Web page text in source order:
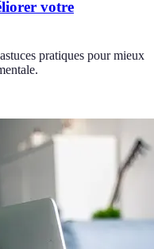
votre
pratiques pour mieux